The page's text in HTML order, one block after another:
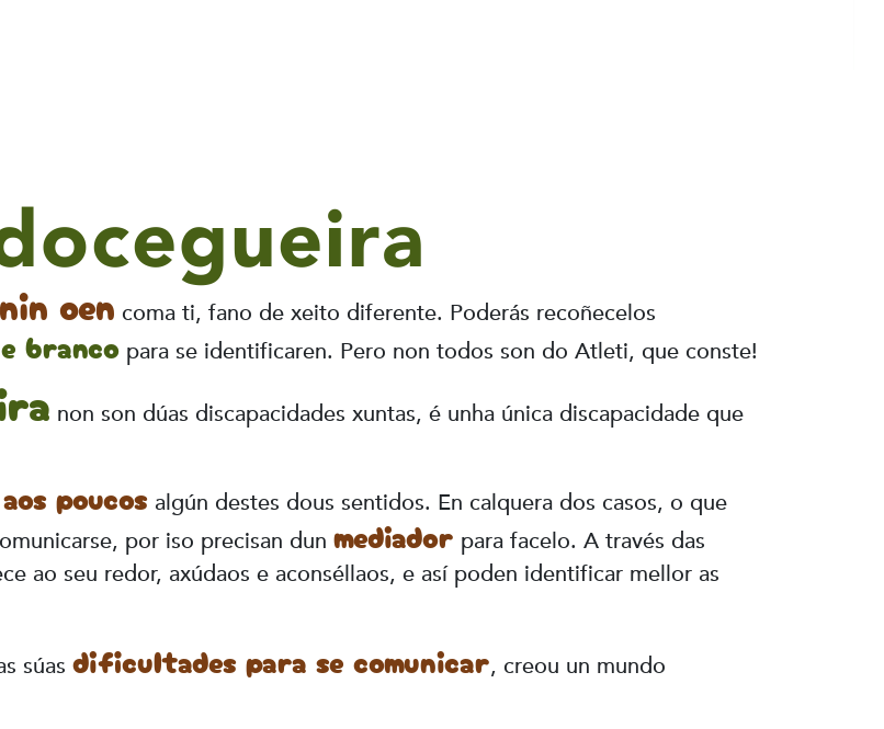
oen coma ti, fano de xeito diferente. Poderás recoñecelos
branco para se identificaren. Pero non todos son do Atleti, que conste!
non son dúas discapacidades xuntas, é unha única discapacidade que
aos poucos algún destes dous sentidos. En calquera dos casos, o que
por iso precisan dun mediador para facelo. A través das
ao seu redor, axúdaos e aconséllaos, e así poden identificar mellor as
súas dificultades para se comunicar, creou un mundo